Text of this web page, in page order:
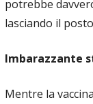
potrebbe
lasciando il
Imbarazzante
Mentre la